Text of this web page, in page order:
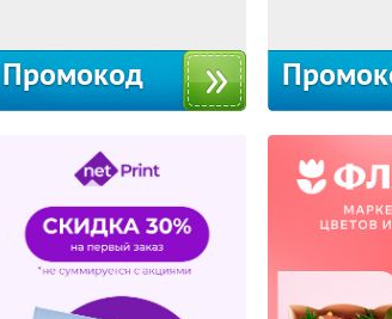
Промокод